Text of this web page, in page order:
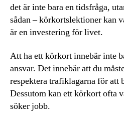
det är inte bara en tidsfråga,
sådan – körkortslektioner kan
är en investering för livet.
Att ha ett körkort innebär inte
ansvar. Det innebär att du
respektera trafiklagarna för att
Dessutom kan ett körkort ofta
söker jobb.